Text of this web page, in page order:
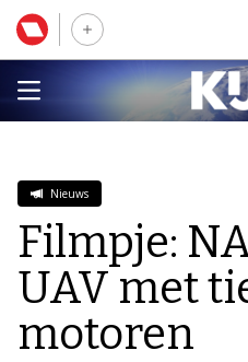
Nieuws
Filmpje:
UAV met
motoren